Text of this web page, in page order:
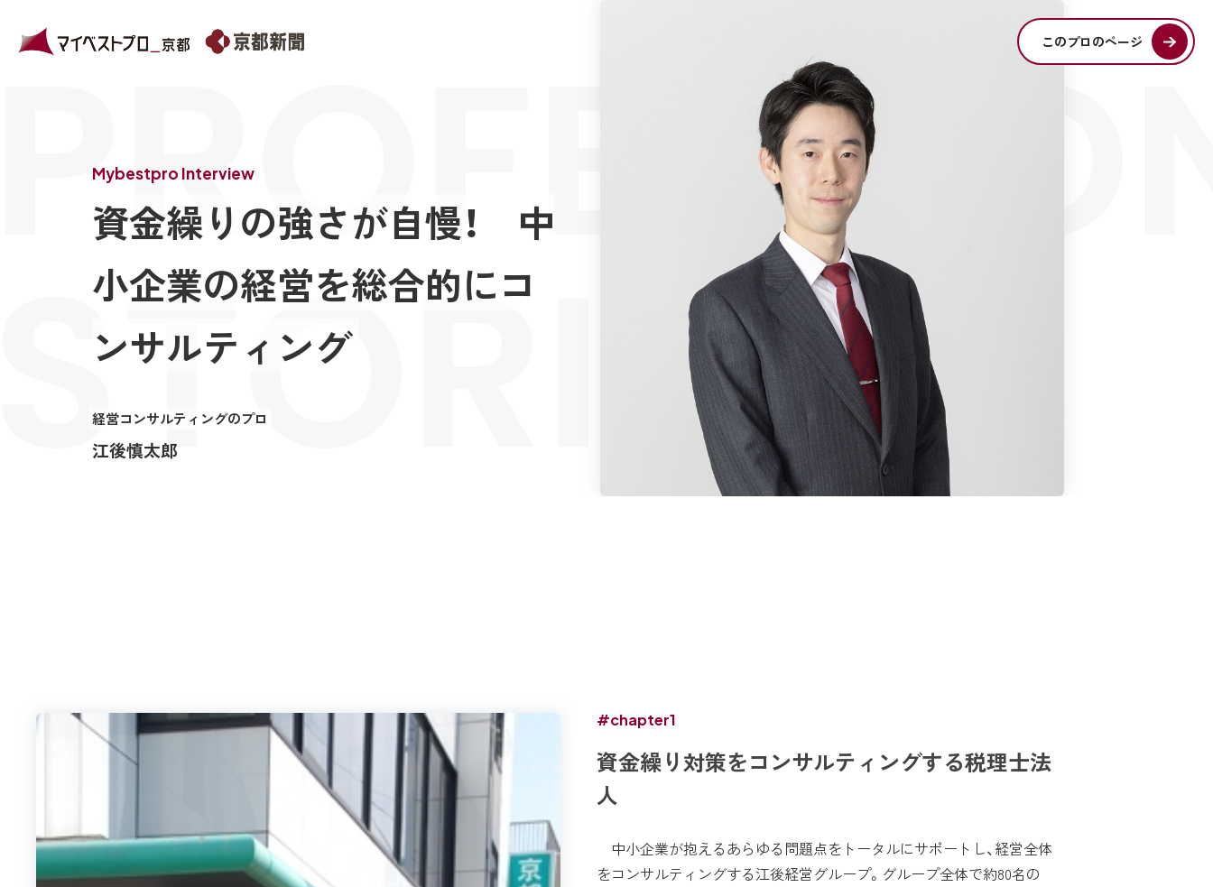
このプロのページ
Mybestpro Interview
資金繰りの強さが自慢！ 中
小企業の経営を総合的にコ
ンサルティング
経営コンサルティングのプロ
江後慎太郎
#chapter1
資金繰り対策をコンサルティングする税理士法
人
中小企業が抱えるあらゆる問題点をトータルにサポートし、経営全体
をコンサルティングする江後経営グループ。グループ全体で約80名の